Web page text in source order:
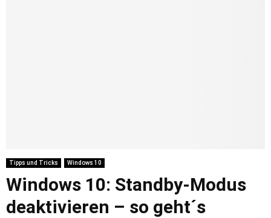
Tipps und Tricks Windows 10
Windows 10: Standby-Modus
deaktivieren – so geht´s